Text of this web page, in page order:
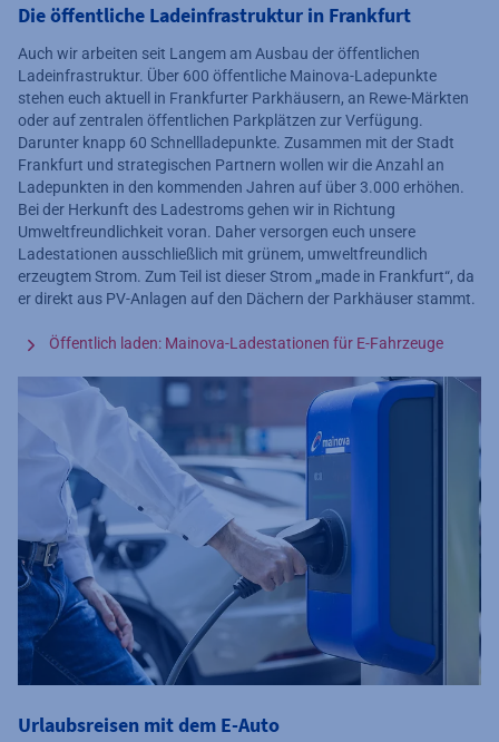
Die öffentliche Ladeinfrastruktur in Frankfurt
Auch wir arbeiten seit Langem am Ausbau der öffentlichen
Ladeinfrastruktur. Über 600 öffentliche Mainova-Ladepunkte
stehen euch aktuell in Frankfurter Parkhäusern, an Rewe-Märkten
oder auf zentralen öffentlichen Parkplätzen zur Verfügung.
Darunter knapp 60 Schnellladepunkte. Zusammen mit der Stadt
Frankfurt und strategischen Partnern wollen wir die Anzahl an
Ladepunkten in den kommenden Jahren auf über 3.000 erhöhen.
Bei der Herkunft des Ladestroms gehen wir in Richtung
Umweltfreundlichkeit voran. Daher versorgen euch unsere
Ladestationen ausschließlich mit grünem, umweltfreundlich
erzeugtem Strom. Zum Teil ist dieser Strom „made in Frankfurt“, da
er direkt aus PV-Anlagen auf den Dächern der Parkhäuser stammt.
Öffentlich laden: Mainova-Ladestationen für E-Fahrzeuge
Urlaubsreisen mit dem E-Auto